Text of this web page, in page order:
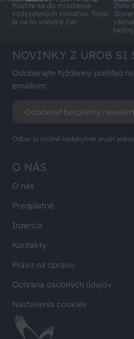
Pustite sa do množenia
vždyzelených listnáčov. Teraz
je na to vhodný čas!
Zlaté
O NÁS
O nás
Predplatné
Inzercia
Kontakty
Právo na opravu
Ochrana osobných údajov
Nastavenia cookies
NOVINKY Z UROB SI
Odoberajte týždenný prehľad
emailom:
Odoberať bezplatný
Odber je možné kedykoľvek zrušiť